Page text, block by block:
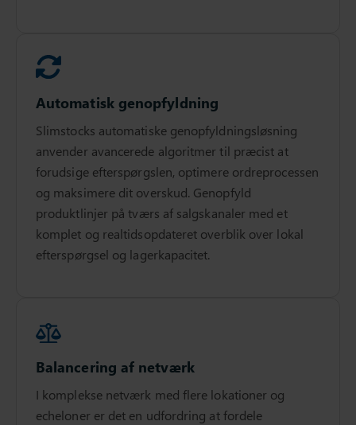
Automatisk genopfyldning
Slimstocks automatiske genopfyldningsløsning
anvender avancerede algoritmer til præcist at
forudsige efterspørgslen, optimere ordreprocessen
og maksimere dit overskud. Genopfyld
produktlinjer på tværs af salgskanaler med et
komplet og realtidsopdateret overblik over lokal
efterspørgsel og lagerkapacitet.
Balancering af netværk
I komplekse netværk med flere lokationer og
echeloner er det en udfordring at fordele